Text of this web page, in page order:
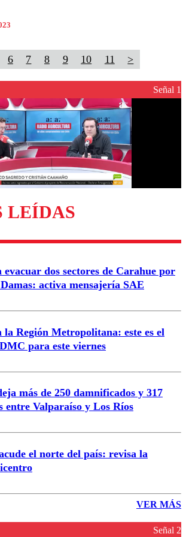
6 7 8 9 10 11 >
Señal 1
LEÍDAS
evacuar dos sectores de Carahue por
activa mensajería SAE
Región Metropolitana: este es el
para este viernes
más de 250 damnificados y 317
entre Valparaíso y Los Ríos
el norte del país: revisa la
VER MÁS
Señal 2